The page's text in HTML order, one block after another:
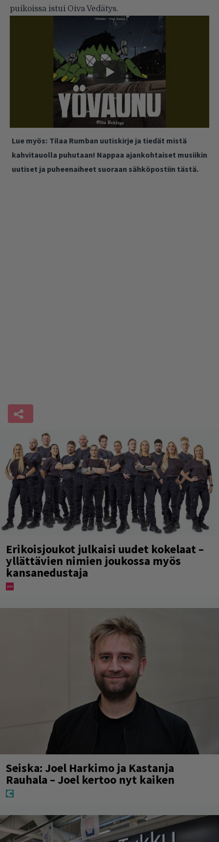
puikoissa istui Oiva Vedätys.
Lue myös: Tilaa Rumban uutiskirje ja tiedät mistä
kahvitauolla puhutaan! Nappaa ajankohtaiset musiikin
uutiset ja puheenaiheet suoraan sähköpostiin tästä.
Erikoisjoukot julkaisi uudet kokelaat –
yllättävien nimien joukossa myös
kansanedustaja
Seiska: Joel Harkimo ja Kastanja
Rauhala – Joel kertoo nyt kaiken